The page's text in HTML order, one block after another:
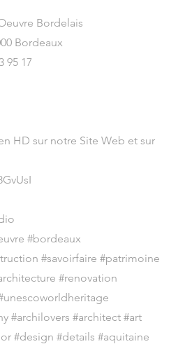
Bordelais
Bordeaux
95 17
HD sur notre Site Web et sur
#bordeaux
#savoirfaire #patrimoine
#renovation
#archilovers #architect #art
#design #details #aquitaine